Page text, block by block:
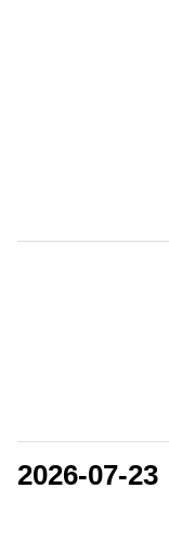
2026-07-23